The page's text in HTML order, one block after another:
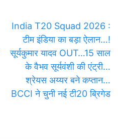
India T20 Squad 2026 :
टीम इंडिया का बड़ा ऐलान…!
सूर्यकुमार यादव OUT…15 साल
के वैभव सूर्यवंशी की एंट्री…
श्रेयस अय्यर बने कप्तान…
BCCI ने चुनी नई टी20 ब्रिगेड